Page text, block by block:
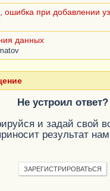
ошибка при добавлении
данных
Не устроил ответ?
и задай свой
результат
ЗАРЕГИСТРИРОВАТЬСЯ